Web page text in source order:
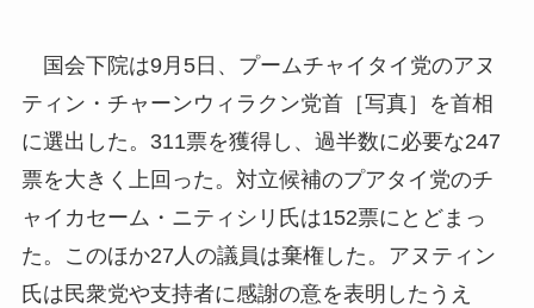
国会下院は9月5日、プームチャイタイ党のアヌ
ティン・チャーンウィラクン党首［写真］を首相
に選出した。311票を獲得し、過半数に必要な247
票を大きく上回った。対立候補のプアタイ党のチ
ャイカセーム・ニティシリ氏は152票にとどまっ
た。このほか27人の議員は棄権した。アヌティン
氏は民衆党や支持者に感謝の意を表明したうえ